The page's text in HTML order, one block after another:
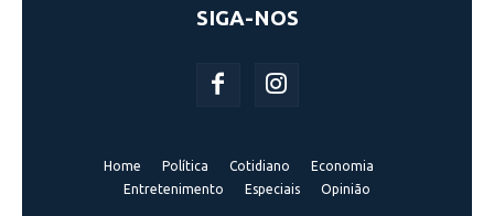
SIGA-NOS
Home Política Cotidiano
Economia
Entretenimento
Especiais Opinião